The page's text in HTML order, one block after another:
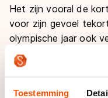
Toestemming
Het zijn vooral de
voor zijn gevoel
olympische jaar ook
misschien zou ik
rijden."